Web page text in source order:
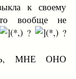
к своему
вообще не
?
?
МНЕ ОНО